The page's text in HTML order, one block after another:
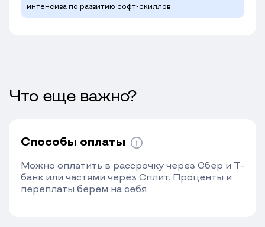
интенсива по развитию софт-скиллов
Что еще важно?
Способы оплаты
Можно оплатить в рассрочку через Сбер и Т-
банк или частями через Сплит. Проценты и
переплаты берем на себя